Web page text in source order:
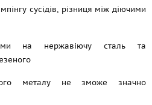
сусідів, різниця між діючими
на нержавіючу сталь та
металу не зможе значно